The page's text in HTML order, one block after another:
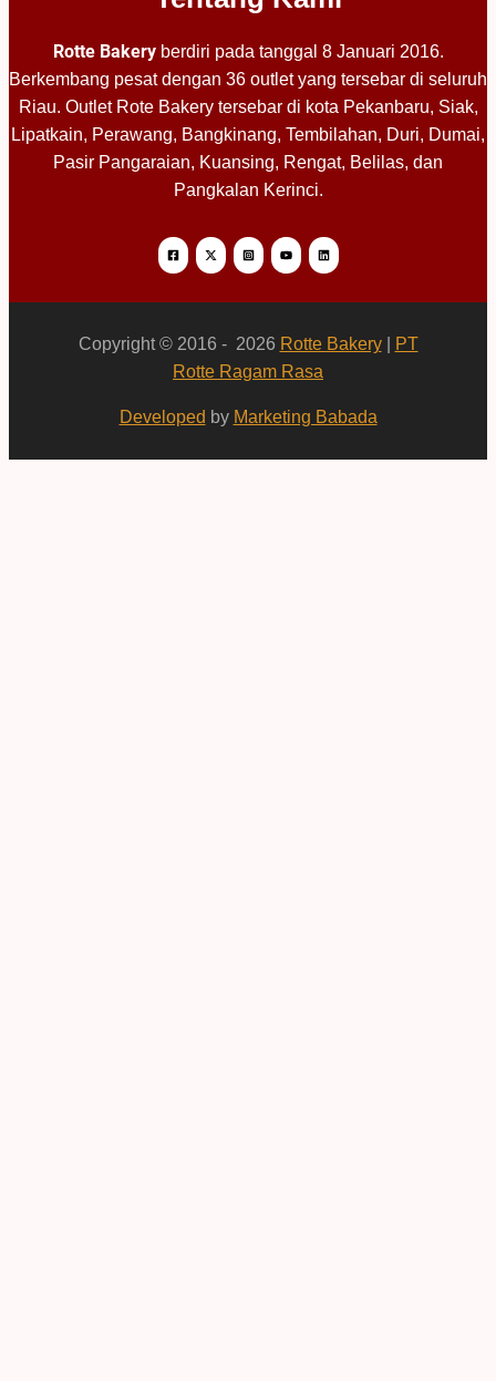
Rotte Bakeryberdiri pada tanggal 8 Januari 2016.
Berkembang pesat dengan 36 outlet yang tersebar di seluruh
Riau. Outlet Rote Bakery tersebar di kota Pekanbaru, Siak,
Lipatkain, Perawang, Bangkinang, Tembilahan, Duri, Dumai,
Pasir Pangaraian, Kuansing, Rengat, Belilas, dan
Pangkalan Kerinci.
Copyright © 2016 - 2026 Rotte Bakery|
PT
Rotte Ragam Rasa
Developed by Marketing Babada